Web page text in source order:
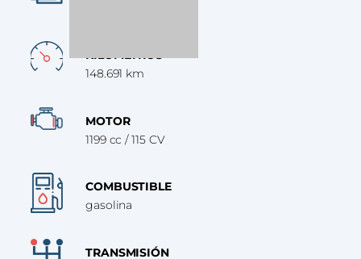
KILÓMETROS
148.691 km
MOTOR
1199 cc / 115 CV
COMBUSTIBLE
gasolina
TRANSMISIÓN